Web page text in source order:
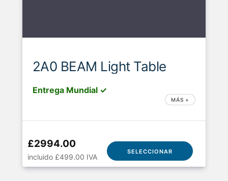
2A0 BEAM Light Table
Entrega Mundial ✓
MÁS +
£2994.00
incluido £499.00 IVA
SELECCIONAR